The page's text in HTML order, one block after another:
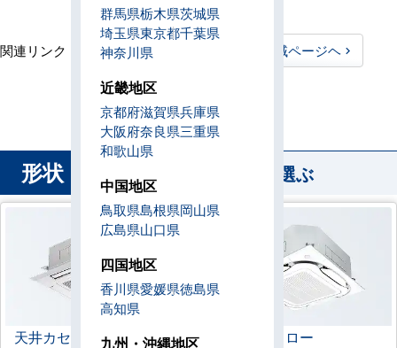
関連リンク： TOPページヘ
埼玉県全域ページヘ
埼玉県直工店所在地
形状 から業務用エアコンを選ぶ
天井カセット形 4方向 ラウンドフロー
群馬県栃木県茨城県
埼玉県東京都千葉県
神奈川県
近畿地区
京都府滋賀県兵庫県
大阪府奈良県三重県
和歌山県
中国地区
鳥取県島根県岡山県
広島県山口県
四国地区
香川県愛媛県徳島県
高知県
九州・沖縄地区